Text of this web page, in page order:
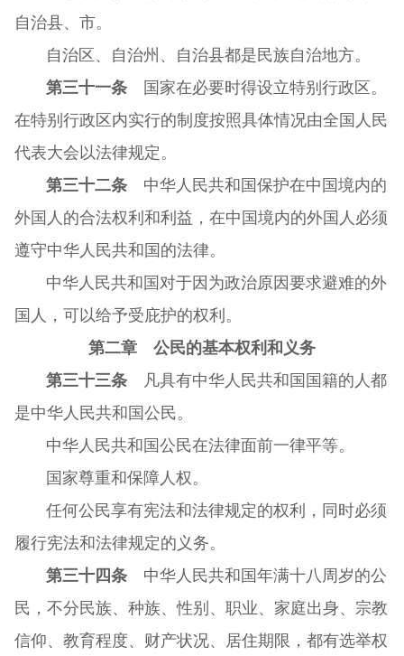
自治县、市。
自治区、自治州、自治县都是民族自治地方。
第三十一条国家在必要时得设立特别行政区。
在特别行政区内实行的制度按照具体情况由全国人民
代表大会以法律规定。
第三十二条中华人民共和国保护在中国境内的
外国人的合法权利和利益，在中国境内的外国人必须
遵守中华人民共和国的法律。
中华人民共和国对于因为政治原因要求避难的外
国人，可以给予受庇护的权利。
第二章 公民的基本权利和义务
第三十三条凡具有中华人民共和国国籍的人都
是中华人民共和国公民。
中华人民共和国公民在法律面前一律平等。
国家尊重和保障人权。
任何公民享有宪法和法律规定的权利，同时必须
履行宪法和法律规定的义务。
第三十四条中华人民共和国年满十八周岁的公
民，不分民族、种族、性别、职业、家庭出身、宗教
信仰、教育程度、财产状况、居住期限，都有选举权